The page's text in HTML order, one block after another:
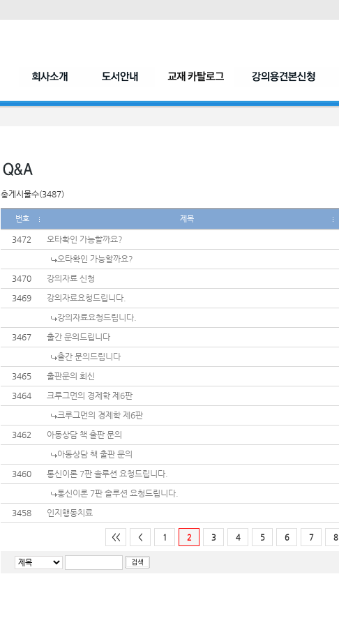
총게시물수(3487)
번호 제목
3472 오타확인 가능할까요?
오타확인 가능할까요?
3470
강의자료 신청
3469
강의자료요청드립니다.
강의자료요청드립니다.
3467
출간 문의드립니다
출간 문의드립니다
3465
출판문의 회신
3464
크루그먼의 경제학 제6판
크루그먼의 경제학 제6판
3462
아동상담 책 출판 문의
아동상담 책 출판 문의
3460
통신이론 7판 솔루션 요청드립니다.
통신이론 7판 솔루션 요청드립니다.
3458
인지행동치료
<< < 1 2 3 4 5 6 7 8